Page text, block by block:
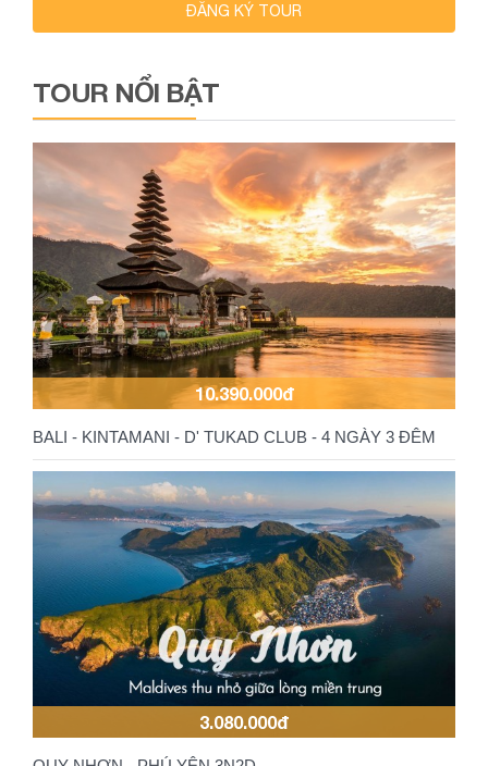
ĐĂNG KÝ TOUR
TOUR NỔI BẬT
10.390.000đ
BALI - KINTAMANI - D' TUKAD CLUB - 4 NGÀY 3 ĐÊM
3.080.000đ